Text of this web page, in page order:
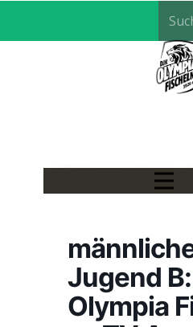
LÖWEN HANDBALL -
Jugend B:
Olympia